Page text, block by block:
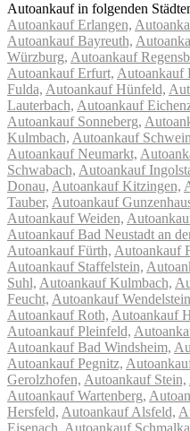
Autoankauf in folgenden
Autoankauf Erlangen,
Autoankauf Bayreuth,
Würzburg, Autoankauf
Autoankauf Erfurt, Autoankauf
Fulda, Autoankauf Hünfeld,
Lauterbach, Autoankauf
Autoankauf Sonneberg,
Kulmbach, Autoankauf
Autoankauf Neumarkt,
Schwabach, Autoankauf
Donau, Autoankauf Kitzingen,
Tauber, Autoankauf
Autoankauf Weiden,
Autoankauf Bad Neustadt an
Autoankauf Fürth, Autoankauf
Autoankauf Staffelstein,
Suhl, Autoankauf Kulmbach,
Feucht, Autoankauf
Autoankauf Roth, Autoankauf
Autoankauf Pleinfeld,
Autoankauf Bad Windsheim,
Autoankauf Pegnitz,
Gerolzhofen, Autoankauf Stein,
Autoankauf Wartenberg,
Hersfeld, Autoankauf Alsfeld,